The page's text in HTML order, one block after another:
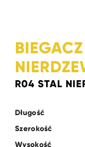
R04 STAL
Długość
Szerokość
Wysokość